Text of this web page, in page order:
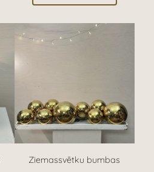
Ziemassvētku bumbas